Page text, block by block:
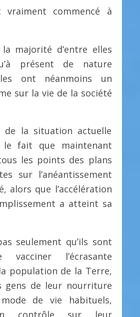
commencé à
majorité d’entre elles
présent de nature
ont néanmoins un
sur la vie de la société
de la situation actuelle
le fait que maintenant
les points des plans
sur l’anéantissement
alors que l’accélération
a atteint sa
seulement qu’ils sont
vacciner l’écrasante
population de la Terre,
gens de leur nourriture
de vie habituels,